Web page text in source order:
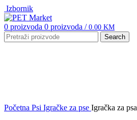
Izbornik
0 proizvoda 0 proizvoda / 0.00 KM
Search
Početna Psi Igračke za pse Igračka za